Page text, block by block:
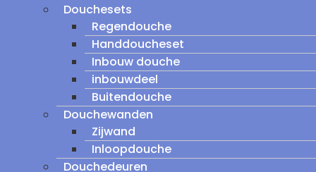
Douchesets
Regendouche
Handdoucheset
Inbouw douche
inbouwdeel
Buitendouche
Douchewanden
Zijwand
Inloopdouche
Douchedeuren